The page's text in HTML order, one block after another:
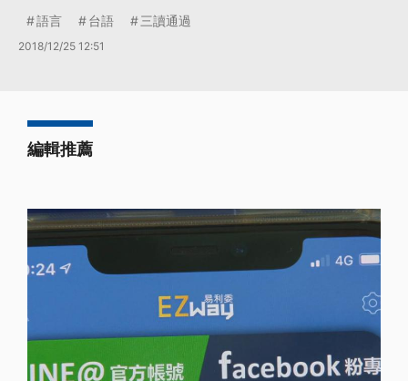
語言 台語 三讀通過
2018/12/25 12:51
編輯推薦